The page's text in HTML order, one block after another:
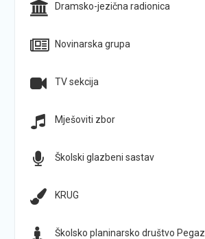
Dramsko-jezična radionica
Novinarska grupa
TV sekcija
Mješoviti zbor
Školski glazbeni sastav
KRUG
Školsko planinarsko društvo Pegaz